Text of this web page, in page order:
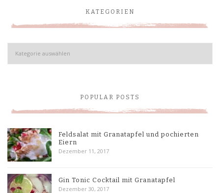
KATEGORIEN
Kategorien
POPULAR POSTS
Feldsalat mit Granatapfel und pochierten
Eiern
Dezember 11, 2017
Gin Tonic Cocktail mit Granatapfel
Dezember 30, 2017